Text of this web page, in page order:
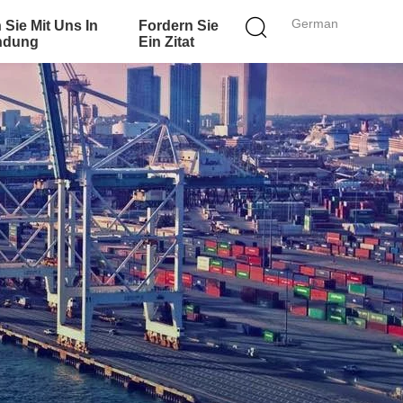
German
Sie Mit Uns In
Fordern Sie
Ein Zitat